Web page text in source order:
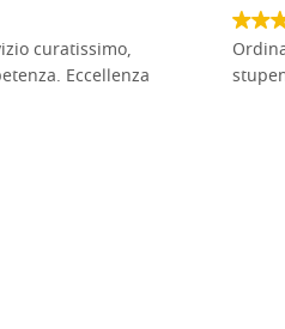
curatissimo,
Eccellenza